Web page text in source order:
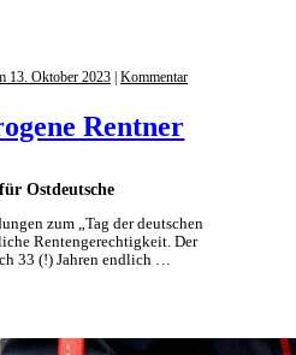
Ostdeutsche
Rentner
13. Oktober 2023 | Kommentar
zum „Tag der deutschen
Rentengerechtigkeit. Der
33 (!) Jahren endlich …